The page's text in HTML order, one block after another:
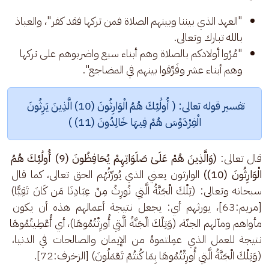
"العهد الذي بيننا وبينهم الصلاة فمن تركها فقد كفر"، والعياذ
بالله تبارك وتعالى.
"مُرُوا أولادكم بالصلاة وهم أبناء سبع واضربوهم على تركها
وهم أبناء عشر وفَرِّقوا بينهم في المضاجع".
تفسير قوله تعالى: ( أُولَٰئِكَ هُمُ الْوَارِثُونَ (10) الَّذِينَ يَرِثُونَ
الْفِرْدَوْسَ هُمْ فِيهَا خَالِدُونَ (11) )
قال تعالى:
(وَالَّذِينَ هُمْ عَلَىٰ صَلَوَاتِهِمْ يُحَافِظُونَ (9) أُولَٰئِكَ هُمُ
الْوَارِثُونَ (10))
الوارثون يعني الذي يُورِّثُهُم الحق تعالى، كما قال
سبحانه وتعالى: (تِلْكَ الْجَنَّةُ الَّتِي نُورِثُ مِنْ عِبَادِنَا مَن كَانَ تَقِيًّا)
[مريم:63]، يورثهم أي: يجعل نتيجة أعمالهم هذه أن يكون
مأواهم ومآلهم الجنّة، (وَتِلْكَ الْجَنَّةُ الَّتِي أُورِثْتُمُوهَا)، أي أُعْطِيتُمُوهَا
نتيجة للعمل الذي عمِلتموهُ من الإيمان والصالحات في الدنيا،
(وَتِلْكَ الْجَنَّةُ الَّتِي أُورِثْتُمُوهَا بِمَا كُنتُمْ تَعْمَلُونَ) [الزخرف:72].